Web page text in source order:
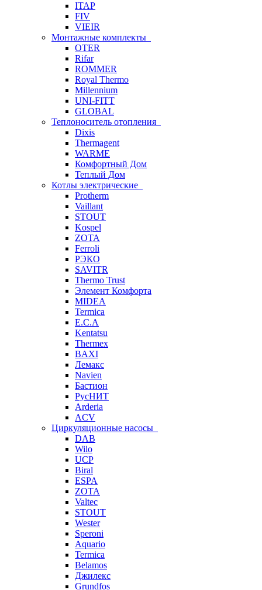
ITAP
FIV
VIEIR
Монтажные комплекты
OTER
Rifar
ROMMER
Royal Thermo
Millennium
UNI-FITT
GLOBAL
Теплоноситель отопления
Dixis
Thermagent
WARME
Комфортный Дом
Теплый Дом
Котлы электрические
Protherm
Vaillant
STOUT
Kospel
ZOTA
Ferroli
РЭКО
SAVITR
Thermo Trust
Элемент Комфорта
MIDEA
Termica
E.C.A
Kentatsu
Thermex
BAXI
Лемакс
Navien
Бастион
РусНИТ
Arderia
ACV
Циркуляционные насосы
DAB
Wilo
UCP
Biral
ESPA
ZOTA
Valtec
STOUT
Wester
Speroni
Aquario
Termica
Belamos
Джилекс
Grundfos